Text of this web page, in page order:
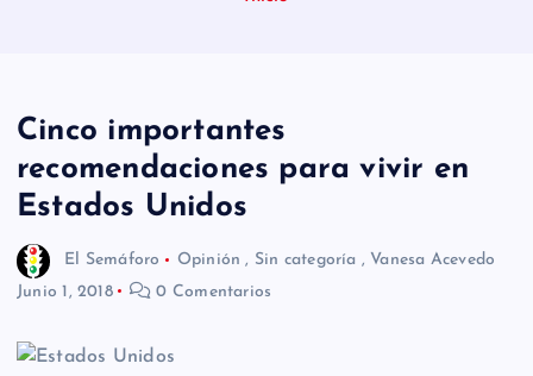
Cinco importantes
recomendaciones para vivir en
Estados Unidos
El Semáforo Opinión , Sin categoría , Vanesa Acevedo
Junio 1, 2018
0 Comentarios